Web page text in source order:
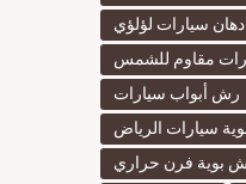
دهان سيارات لؤلؤي
مقاوم للشمس
رش أبواب سيارات
سيارات الرياض
بوية فرن حراري